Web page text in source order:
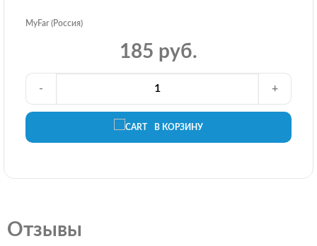
MyFar (Россия)
185 руб.
В КОРЗИНУ
- +
Отзывы